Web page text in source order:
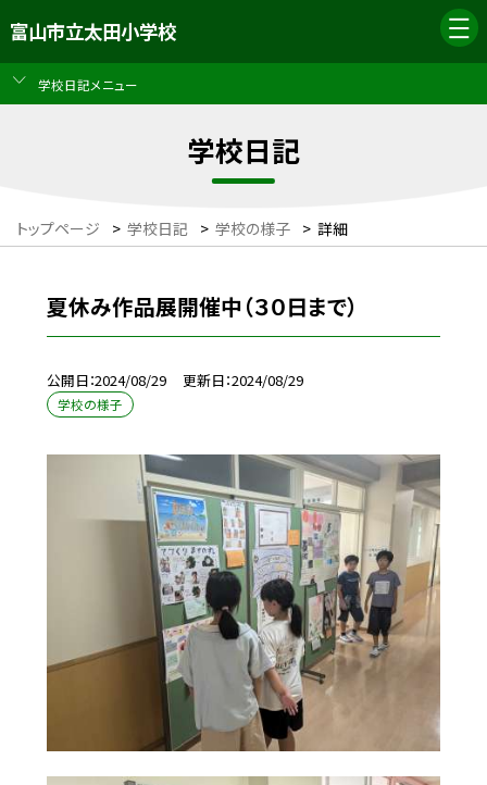
富山市立太田小学校
学校日記メニュー
学校日記
トップページ > 学校日記 > 学校の様子 > 詳細
夏休み作品展開催中（３０日まで）
公開日 2024/08/29 更新日 2024/08/29
学校の様子